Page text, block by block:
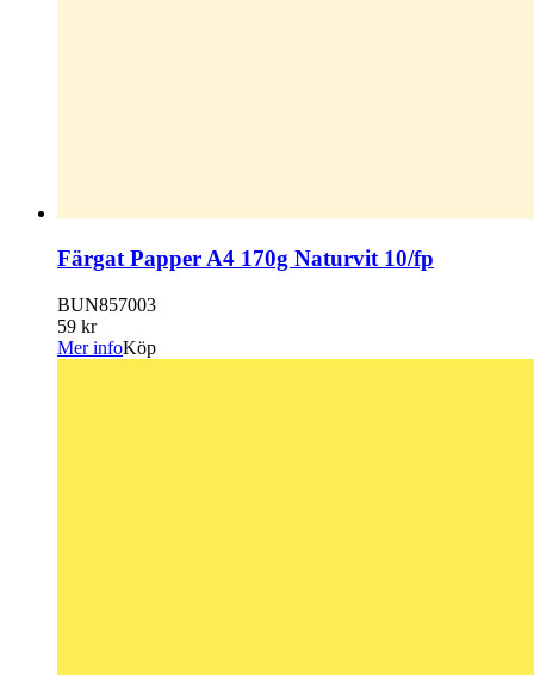
Färgat Papper A4 170g Naturvit 10/fp
BUN857003
59 kr
Mer infoKöp